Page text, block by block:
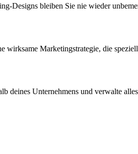
Designs bleiben Sie nie wieder
wirksame Marketingstrategie, die
deines Unternehmens und verwalte